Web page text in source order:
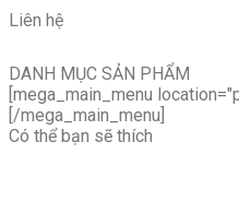
Liên hệ
DANH MỤC SẢN PHẨM
[mega_main_menu
[/mega_main_menu]
Có thể bạn sẽ thích